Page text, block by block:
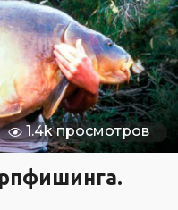
0
2
0
1.4k просмотров